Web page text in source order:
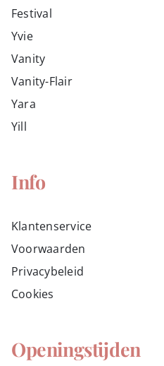
Festival
Yvie
Vanity
Vanity-Flair
Yara
Yill
Info
Klantenservice
Voorwaarden
Privacybeleid
Cookies
Openingstijden